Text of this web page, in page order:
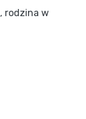
, rodzina w